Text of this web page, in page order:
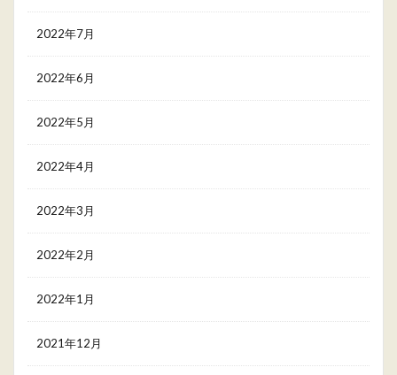
2022年7月
2022年6月
2022年5月
2022年4月
2022年3月
2022年2月
2022年1月
2021年12月